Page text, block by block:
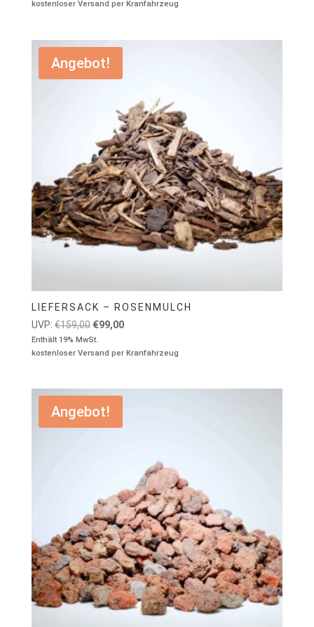
war:
ist:
kostenloser Versand per Kranfahrzeug
Angebot!
LIEFERSACK – ROSENMULCH
UVP: €159,00 Ursprünglicher
Preis
war:
€99,00Aktueller
ist:
Enthält 19% MwSt.
kostenloser Versand per Kranfahrzeug
Angebot!